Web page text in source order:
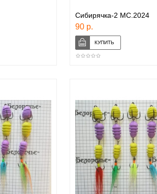
Сибирячка-2 МС.2024
90 р.